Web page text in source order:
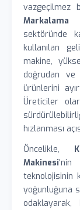
vazgeçilmez
sektöründe
kullanılan
makine,
doğrudan ve
ürünlerini
Üreticiler
hızlanması
Öncelikle,
Makinesi'nin
teknolojisinin
yoğunluğuna